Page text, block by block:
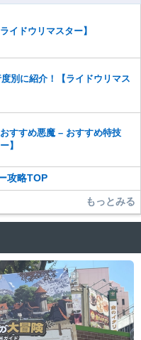
容を確認後、順次対応さ
ませんのでご注意くだ
害の及ぶ内容の書き込みがあ
場合もございますので、あら
イドウリマスター】
別に紹介！【ライドウリマス
すすめ悪魔 – おすすめ特技
】
攻略TOP
もっとみる